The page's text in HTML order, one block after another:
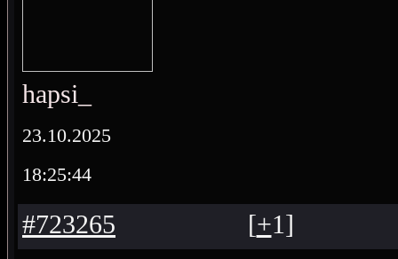
hapsi_
23.10.2025
18:25:44
#723265 [+1]